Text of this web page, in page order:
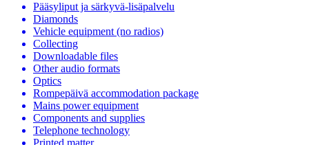
Pääsyliput ja särkyvä-lisäpalvelu
Diamonds
Vehicle equipment (no radios)
Collecting
Downloadable files
Other audio formats
Optics
Rompepäivä accommodation package
Mains power equipment
Components and supplies
Telephone technology
Printed matter